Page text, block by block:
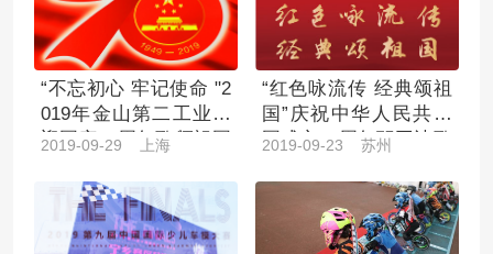
“不忘初心 牢记使命 "2
019年金山第二工业区
迎国庆70周年歌颂祖国
2019-09-29 上海
“红色咏流传 经典颂祖
国”庆祝中华人民共和
国成立70周年职工诗歌
2019-09-23 苏州